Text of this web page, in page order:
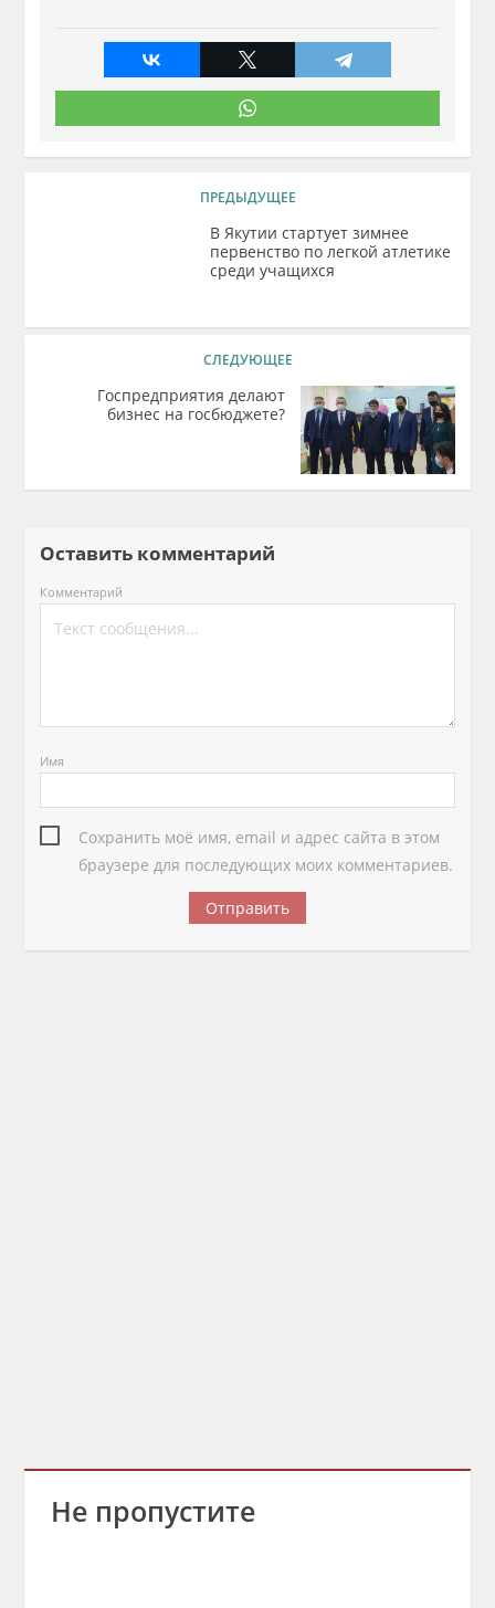
ПРЕДЫДУЩЕЕ
В Якутии стартует зимнее
первенство по легкой атлетике
среди учащихся
СЛЕДУЮЩЕЕ
Госпредприятия делают
бизнес на госбюджете?
Оставить комментарий
Комментарий
Имя
Сохранить моё имя, email и адрес сайта в этом
браузере для последующих моих комментариев.
Не пропустите